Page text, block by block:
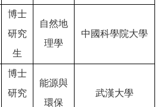
博士
研究
生
自然地
理學
中國科學院大學
博士
研究
能源與
環保
武漢大學